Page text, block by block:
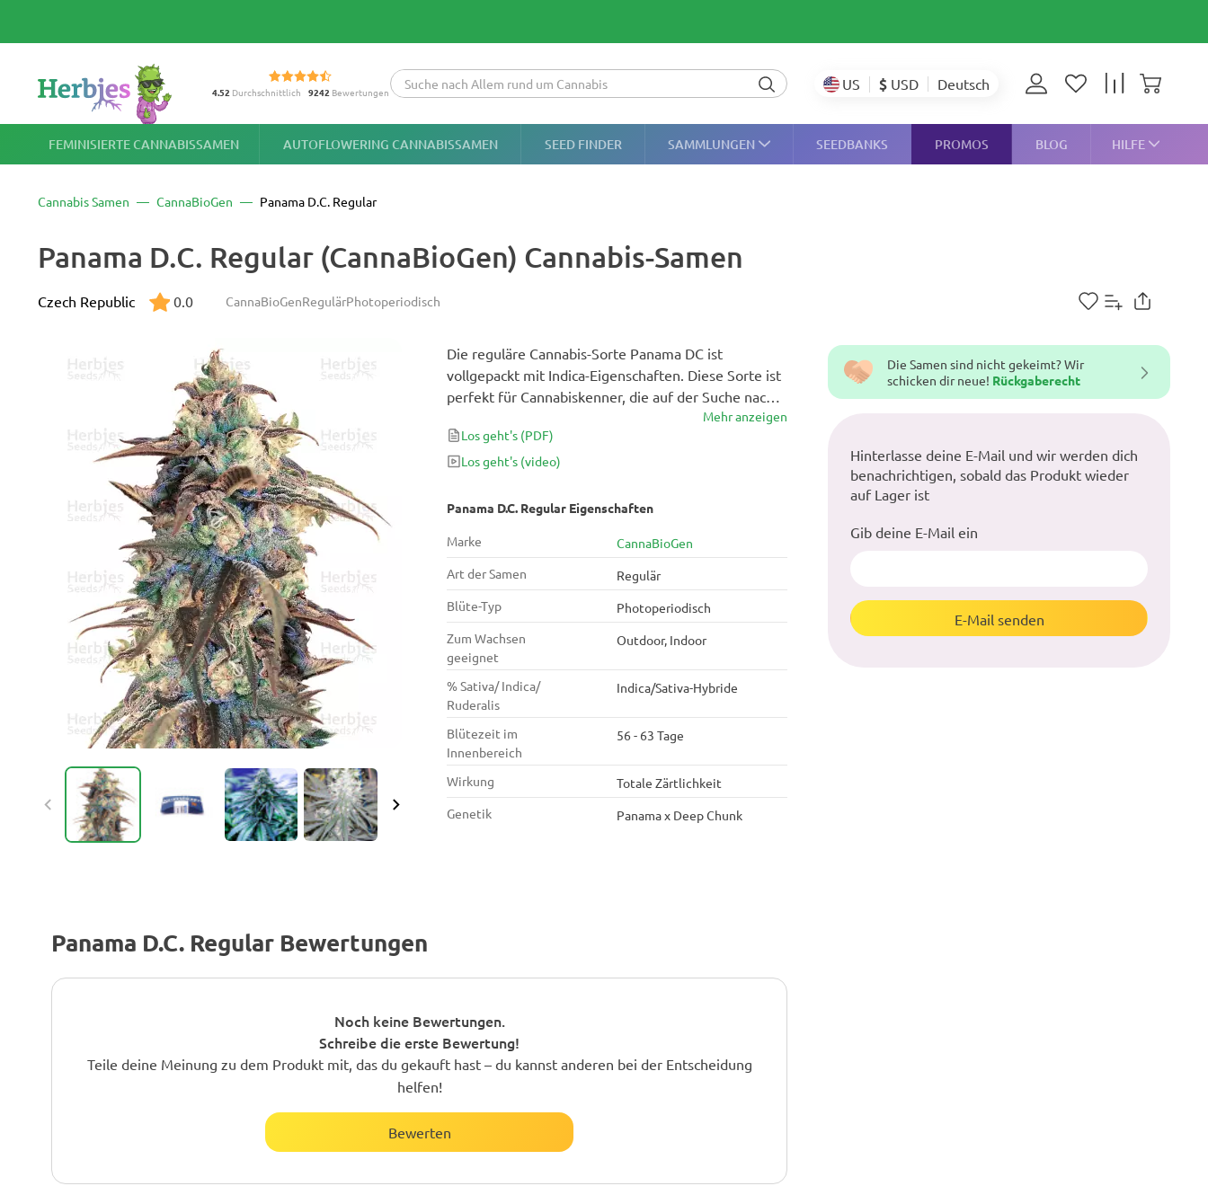
4.52 Durchschnittlich 9242 Bewertungen US $ USD Deutsch
FEMINISIERTE CANNABISSAMEN AUTOFLOWERING CANNABISSAMEN SEED FINDER SAMMLUNGEN SEEDBANKS PROMOS BLOG HILFE
Cannabis Samen CannaBioGen Panama D.C. Regular
Panama D.C. Regular (CannaBioGen) Cannabis-Samen
CannaBioGenRegulärPhotoperiodisch
Czech Republic 0.0
Panama D.C. Regular Eigenschaften
Marke
CannaBioGen
Art der Samen
Regulär
Blüte-Typ
Photoperiodisch
Zum Wachsen
geeignet
Outdoor, Indoor
% Sativa/ Indica/
Ruderalis
Indica/Sativa-Hybride
Blütezeit im
Innenbereich
56 - 63 Tage
Wirkung
Totale Zärtlichkeit
Genetik
Panama x Deep Chunk
Panama D.C. Regular Bewertungen
Noch keine Bewertungen.
Schreibe die erste Bewertung!
Teile deine Meinung zu dem Produkt mit, das du gekauft hast – du kannst anderen bei der Entscheidung
helfen!
Bewerten
Die reguläre Cannabis-Sorte Panama DC ist
vollgepackt mit Indica-Eigenschaften. Diese Sorte ist
perfekt für Cannabiskenner, die auf der Suche nach
einer einzigartigen Pflanze sind, die in nur 8 Wochen
blüht. Obwohl der Ertrag dieser Sorte nicht hoch ist,
produziert sie mit Trichomen bedeckte Blüten, die
atemberaubend sind.
Mehr anzeigen
Los geht's (PDF)
Los geht's (video)
Die Samen sind nicht gekeimt? Wir
schicken dir neue! Rückgaberecht
Hinterlasse deine E-Mail und wir werden dich
benachrichtigen, sobald das Produkt wieder
auf Lager ist
Gib deine E-Mail ein
E-Mail senden